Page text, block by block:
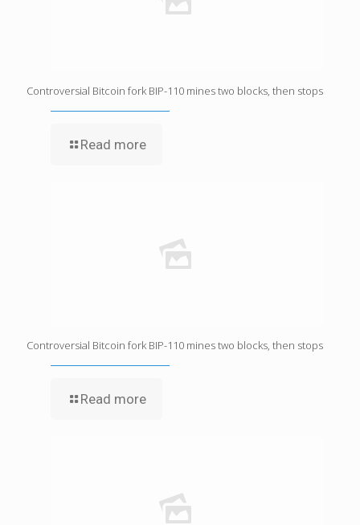
Controversial Bitcoin fork BIP-110 mines two blocks, then stops
Read more
Controversial Bitcoin fork BIP-110 mines two blocks, then stops
Read more